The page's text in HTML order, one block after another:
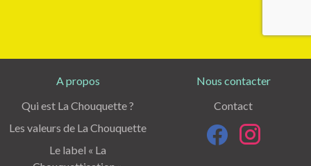
A propos
Qui est La Chouquette ?
Les valeurs de La Chouquette
Le label « La
Nous contacter
Contact